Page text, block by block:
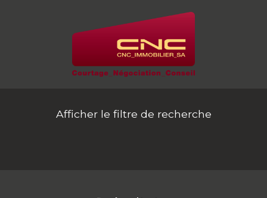
Afficher le filtre de recherche